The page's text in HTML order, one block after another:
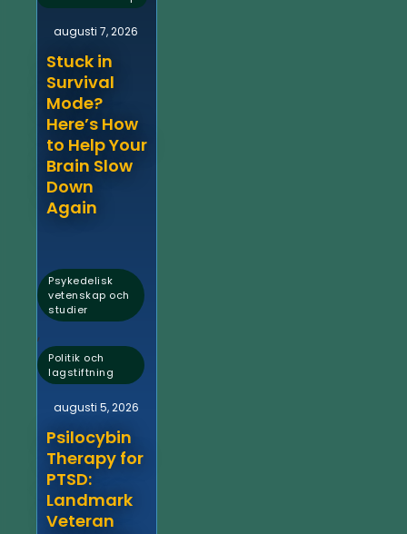
augusti 7, 2026
Stuck in
Survival
Mode?
Here’s How
to Help Your
Brain Slow
Down
Again
Psykedelisk
vetenskap och
studier
,
Politik och
lagstiftning
augusti 5, 2026
Psilocybin
Therapy for
PTSD:
Landmark
Veteran